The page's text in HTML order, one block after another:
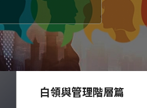
白領與管理階層篇